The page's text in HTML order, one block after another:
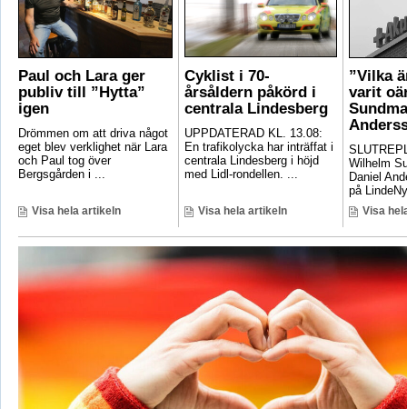
Paul och Lara ger
publiv till ”Hytta”
igen
Drömmen om att driva något
eget blev verklighet när Lara
och Paul tog över
Bergsgården i ...
Visa hela artikeln
Cyklist i 70-
årsåldern påkörd i
centrala Lindesberg
UPPDATERAD KL. 13.08:
En trafikolycka har inträffat i
centrala Lindesberg i höjd
med Lidl-rondellen. ...
Visa hela artikeln
”Vilka
varit
Wilhelm
Daniel
på
Visa